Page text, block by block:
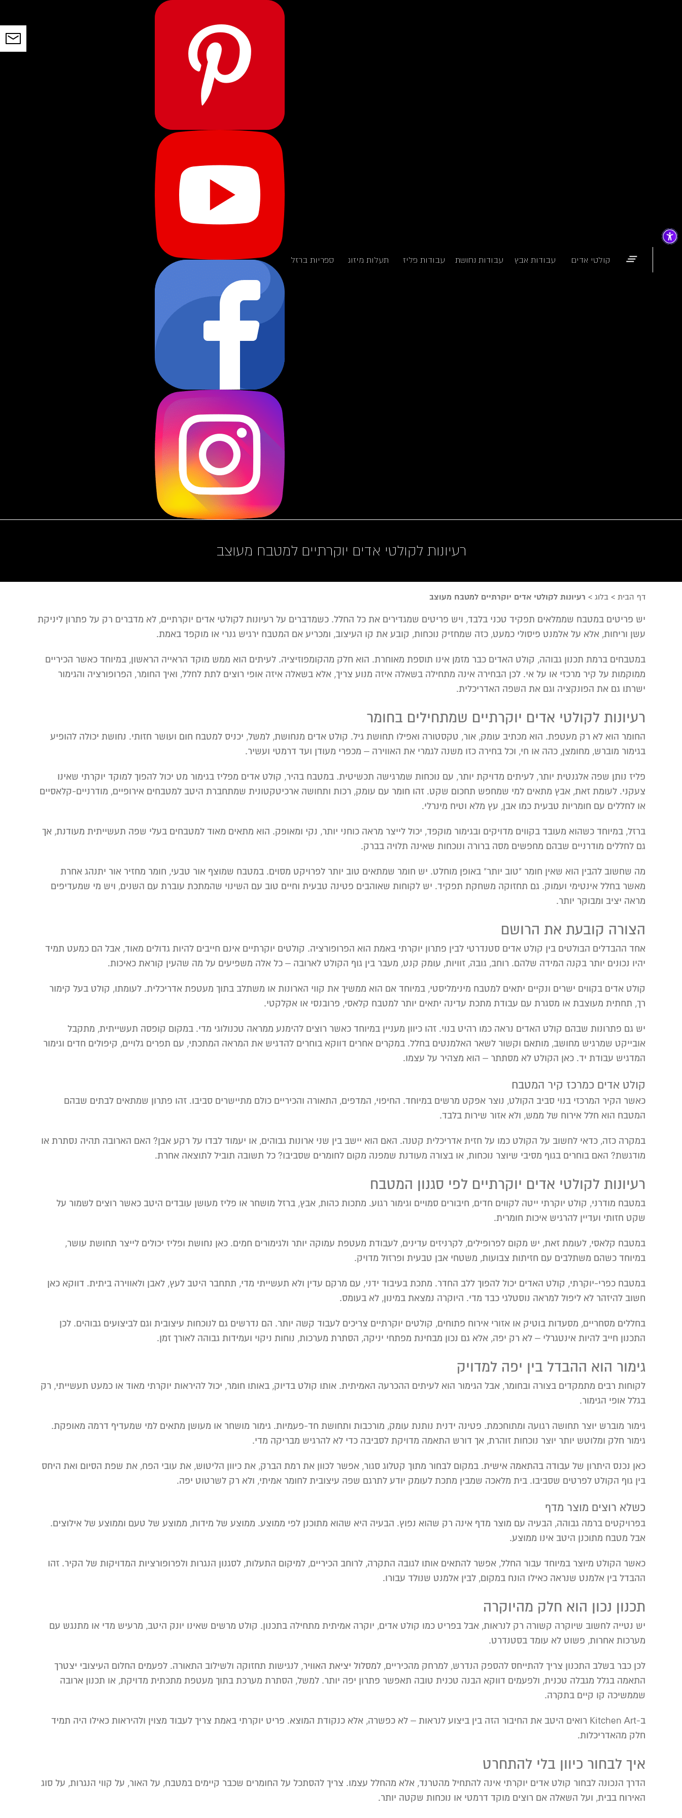
קולטי אדים עבודות אבץ עבודות נחושת עבודות פליז תעלות מיזוג ספריות ברזל
רעיונות לקולטי אדים יוקרתיים למטבח מעוצב
דף הבית > בלוג > רעיונות לקולטי אדים יוקרתיים למטבח מעוצב
יש פריטים במטבח שממלאים תפקיד טכני בלבד, ויש פריטים שמגדירים את כל החלל. כשמדברים על רעיונות לקולטי אדים יוקרתיים, לא מדברים רק על פתרון ליניקת
עשן וריחות, אלא על אלמנט פיסולי כמעט, כזה שמחזיק נוכחות, קובע את קו העיצוב, ומכריע אם המטבח ירגיש גנרי או מוקפד באמת.
במטבחים ברמת תכנון גבוהה, קולט האדים כבר מזמן אינו תוספת מאוחרת. הוא חלק מהקומפוזיציה. לעיתים הוא ממש מוקד הראייה הראשון, במיוחד כאשר הכיריים
ממוקמות על קיר מרכזי או על אי. לכן הבחירה אינה מתחילה בשאלה איזה מנוע צריך, אלא בשאלה איזה אופי רוצים לתת לחלל, ואיך החומר, הפרופורציה והגימור
ישרתו גם את הפונקציה וגם את השפה האדריכלית.
רעיונות לקולטי אדים יוקרתיים שמתחילים בחומר
החומר הוא לא רק מעטפת. הוא מכתיב עומק, אור, טקסטורה ואפילו תחושת גיל. קולט אדים מנחושת, למשל, יכניס למטבח חום ועושר חזותי. נחושת יכולה להופיע
בגימור מוברש, מחומצן, כהה או חי, וכל בחירה כזו משנה לגמרי את האווירה – מכפרי מעודן ועד דרמטי ועשיר.
פליז נותן שפה אלגנטית יותר, לעיתים מדויקת יותר, עם נוכחות שמרגישה תכשיטית. במטבח בהיר, קולט אדים מפליז בגימור מט יכול להפוך למוקד יוקרתי שאינו
צעקני. לעומת זאת, אבץ מתאים למי שמחפש תחכום שקט. זהו חומר עם עומק, רכות ותחושה ארכיטקטונית שמתחברת היטב למטבחים אירופיים, מודרניים-קלאסיים
או לחללים עם חומריות טבעית כמו אבן, עץ מלא וטיח מינרלי.
ברזל, במיוחד כשהוא מעובד בקווים מדויקים ובגימור מוקפד, יכול לייצר מראה כוחני יותר, נקי ומאופק. הוא מתאים מאוד למטבחים בעלי שפה תעשייתית מעודנת, אך
גם לחללים מודרניים שבהם מחפשים מסה ברורה ונוכחות שאינה תלויה בברק.
מה שחשוב להבין הוא שאין חומר "טוב יותר" באופן מוחלט. יש חומר שמתאים טוב יותר לפרויקט מסוים. במטבח שמוצף אור טבעי, חומר מחזיר אור יתנהג אחרת
מאשר בחלל אינטימי ועמוק. גם תחזוקה משחקת תפקיד. יש לקוחות שאוהבים פטינה טבעית וחיים טוב עם השינוי שהמתכת עוברת עם השנים, ויש מי שמעדיפים
מראה יציב ומבוקר יותר.
הצורה קובעת את הרושם
אחד ההבדלים הבולטים בין קולט אדים סטנדרטי לבין פתרון יוקרתי באמת הוא הפרופורציה. קולטים יוקרתיים אינם חייבים להיות גדולים מאוד, אבל הם כמעט תמיד
יהיו נכונים יותר בקנה המידה שלהם. רוחב, גובה, זוויות, עומק קנט, מעבר בין גוף הקולט לארובה – כל אלה משפיעים על מה שהעין קוראת כאיכות.
קולט אדים בקווים ישרים ונקיים יתאים למטבח מינימליסטי, במיוחד אם הוא ממשיך את קווי הארונות או משתלב בתוך מעטפת אדריכלית. לעומתו, קולט בעל קימור
רך, תחתית מעוצבת או מסגרת עם עבודת מתכת עדינה יתאים יותר למטבח קלאסי, פרובנסי או אקלקטי.
יש גם פתרונות שבהם קולט האדים נראה כמו רהיט בנוי. זהו כיוון מעניין במיוחד כאשר רוצים להימנע ממראה טכנולוגי מדי. במקום קופסה תעשייתית, מתקבל
אובייקט שמרגיש מחושב, מותאם וקשור לשאר האלמנטים בחלל. במקרים אחרים דווקא בוחרים להדגיש את המראה המתכתי, עם תפרים גלויים, קיפולים חדים וגימור
המדגיש עבודת יד. כאן הקולט לא מסתתר – הוא מצהיר על עצמו.
קולט אדים כמרכז קיר המטבח
כאשר הקיר המרכזי בנוי סביב הקולט, נוצר אפקט מרשים במיוחד. החיפוי, המדפים, התאורה והכיריים כולם מתיישרים סביבו. זהו פתרון שמתאים לבתים שבהם
המטבח הוא חלל אירוח של ממש, ולא אזור שירות בלבד.
במקרה כזה, כדאי לחשוב על הקולט כמו על חזית אדריכלית קטנה. האם הוא יישב בין שני ארונות גבוהים, או יעמוד לבדו על רקע אבן? האם הארובה תהיה נסתרת או
מודגשת? האם בוחרים בגוף מסיבי שיוצר נוכחות, או בצורה מעודנת שמפנה מקום לחומרים שסביבו? כל תשובה תוביל לתוצאה אחרת.
רעיונות לקולטי אדים יוקרתיים לפי סגנון המטבח
במטבח מודרני, קולט יוקרתי ייטה לקווים חדים, חיבורים סמויים וגימור רגוע. מתכות כהות, אבץ, ברזל מושחר או פליז מעושן עובדים היטב כאשר רוצים לשמור על
שקט חזותי ועדיין להרגיש איכות חומרית.
במטבח קלאסי, לעומת זאת, יש מקום לפרופילים, לקרניזים עדינים, לעבודת מעטפת עמוקה יותר ולגימורים חמים. כאן נחושת ופליז יכולים לייצר תחושת עושר,
במיוחד כשהם משתלבים עם חזיתות צבועות, משטחי אבן טבעית ופרזול מדויק.
במטבח כפרי-יוקרתי, קולט האדים יכול להפוך ללב החדר. מתכת בעיבוד ידני, עם מרקם עדין ולא תעשייתי מדי, תתחבר היטב לעץ, לאבן ולאווירה ביתית. דווקא כאן
חשוב להיזהר לא ליפול למראה נוסטלגי כבד מדי. היוקרה נמצאת במינון, לא בעומס.
בחללים מסחריים, מסעדות בוטיק או אזורי אירוח פתוחים, קולטים יוקרתיים צריכים לעבוד קשה יותר. הם נדרשים גם לנוכחות עיצובית וגם לביצועים גבוהים. לכן
התכנון חייב להיות אינטגרלי – לא רק יפה, אלא גם נכון מבחינת מפתחי יניקה, הסתרת מערכות, נוחות ניקוי ועמידות גבוהה לאורך זמן.
גימור הוא ההבדל בין יפה למדויק
לקוחות רבים מתמקדים בצורה ובחומר, אבל הגימור הוא לעיתים ההכרעה האמיתית. אותו קולט בדיוק, באותו חומר, יכול להיראות יוקרתי מאוד או כמעט תעשייתי, רק
בגלל אופי הגימור.
גימור מוברש יוצר תחושה רגועה ומתוחכמת. פטינה ידנית נותנת עומק, מורכבות ותחושת חד-פעמיות. גימור מושחר או מעושן מתאים למי שמעדיף דרמה מאופקת.
גימור חלק ומלוטש יותר יוצר נוכחות זוהרת, אך דורש התאמה מדויקת לסביבה כדי לא להרגיש מבריקה מדי.
כאן נכנס היתרון של עבודה בהתאמה אישית. במקום לבחור מתוך קטלוג סגור, אפשר לכוון את רמת הברק, את כיוון הליטוש, את עובי הפח, את שפת הסיום ואת היחס
בין גוף הקולט לפרטים שסביבו. בית מלאכה שמבין מתכת לעומק יודע לתרגם שפה עיצובית לחומר אמיתי, ולא רק לשרטוט יפה.
כשלא רוצים מוצר מדף
בפרויקטים ברמה גבוהה, הבעיה עם מוצר מדף אינה רק שהוא נפוץ. הבעיה היא שהוא מתוכנן לפי ממוצע. ממוצע של מידות, ממוצע של טעם וממוצע של אילוצים.
אבל מטבח מתוכנן היטב אינו ממוצע.
כאשר הקולט מיוצר במיוחד עבור החלל, אפשר להתאים אותו לגובה התקרה, לרוחב הכיריים, למיקום התעלות, לסגנון הנגרות ולפרופורציות המדויקות של הקיר. זהו
ההבדל בין אלמנט שנראה כאילו הונח במקום, לבין אלמנט שנולד עבורו.
תכנון נכון הוא חלק מהיוקרה
יש נטייה לחשוב שיוקרה קשורה רק לנראות, אבל בפריט כמו קולט אדים, יוקרה אמיתית מתחילה בתכנון. קולט מרשים שאינו יונק היטב, מרעיש מדי או מתנגש עם
מערכות אחרות, פשוט לא עומד בסטנדרט.
לכן כבר בשלב התכנון צריך להתייחס להספק הנדרש, למרחק מהכיריים, למסלול יציאת האוויר, לנגישות תחזוקה ולשילוב התאורה. לפעמים החלום העיצובי יצטרך
התאמה בגלל מגבלה טכנית, ולפעמים דווקא הבנה טכנית טובה תאפשר פתרון יפה יותר. למשל, הסתרת מערכת בתוך מעטפת מתכתית מדויקת, או תכנון ארובה
שממשיכה קו קיים בתקרה.
ב-Kitchen Art רואים היטב את החיבור הזה בין ביצוע לנראות – לא כפשרה, אלא כנקודת המוצא. פריט יוקרתי באמת צריך לעבוד מצוין ולהיראות כאילו היה תמיד
חלק מהאדריכלות.
איך לבחור כיוון בלי להתחרט
הדרך הנכונה לבחור קולט אדים יוקרתי אינה להתחיל מהטרנד, אלא מהחלל עצמו. צריך להסתכל על החומרים שכבר קיימים במטבח, על האור, על קווי הנגרות, על סוג
האירוח בבית, ועל השאלה אם רוצים מוקד דרמטי או נוכחות שקטה יותר.